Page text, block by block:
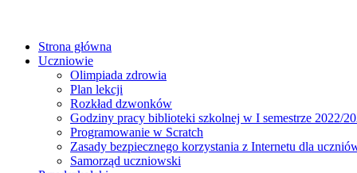
Strona główna
Uczniowie
Olimpiada zdrowia
Plan lekcji
Rozkład dzwonków
Godziny pracy biblioteki szkolnej w I semestrze 2022/
Programowanie w Scratch
Zasady bezpiecznego korzystania z Internetu dla
Samorząd uczniowski